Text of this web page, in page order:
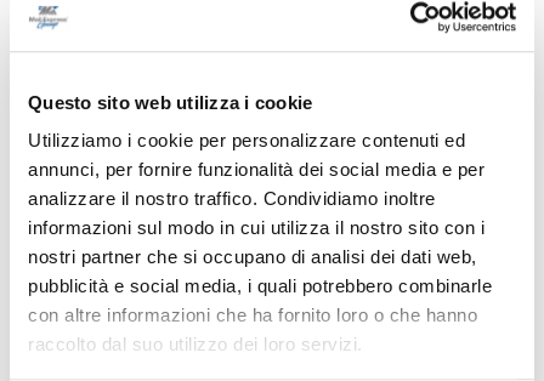
Questo sito web utilizza i cookie
Utilizziamo i cookie per personalizzare contenuti ed
annunci, per fornire funzionalità dei social media e per
analizzare il nostro traffico. Condividiamo inoltre
informazioni sul modo in cui utilizza il nostro sito con i
nostri partner che si occupano di analisi dei dati web,
pubblicità e social media, i quali potrebbero combinarle
con altre informazioni che ha fornito loro o che hanno
raccolto dal suo utilizzo dei loro servizi.
Fermo - Ictus ischemico, medaglia d’oro
per il Murri